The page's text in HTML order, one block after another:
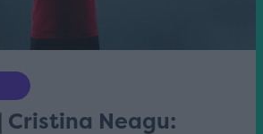
Cristina Neagu: